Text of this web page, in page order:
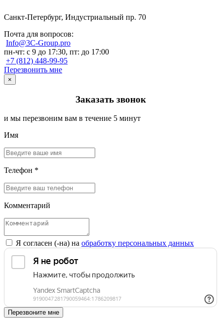
Санкт-Петербург, Индустриальный пр. 70
Почта для вопросов:
Info@3C-Group.pro
пн-чт: с 9 до 17:30, пт: до 17:00
+7 (812) 448-99-95
Перезвонить мне
×
Заказать звонок
и мы перезвоним вам в течение 5 минут
Имя
Телефон *
Комментарий
Я согласен (-на) на обработку персональных данных
Перезвоните мне